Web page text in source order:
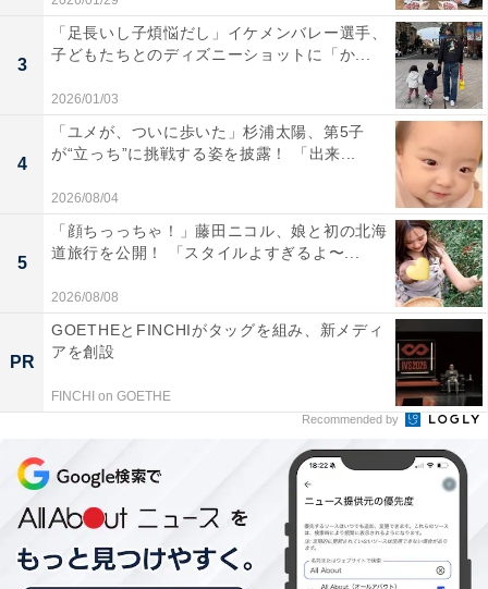
3
「足長いし子煩悩だし」イケメンバレー選手、
子どもたちとのディズニーショットに「か...
2026/01/03
4
「ユメが、ついに歩いた」杉浦太陽、第5子
が“立っち”に挑戦する姿を披露！ 「出来...
2026/08/04
5
「顔ちっっちゃ！」藤田ニコル、娘と初の北海
道旅行を公開！ 「スタイルよすぎるよ〜...
2026/08/08
PR
GOETHEとFINCHIがタッグを組み、新メディ
アを創設
FINCHI on GOETHE
Recommended by